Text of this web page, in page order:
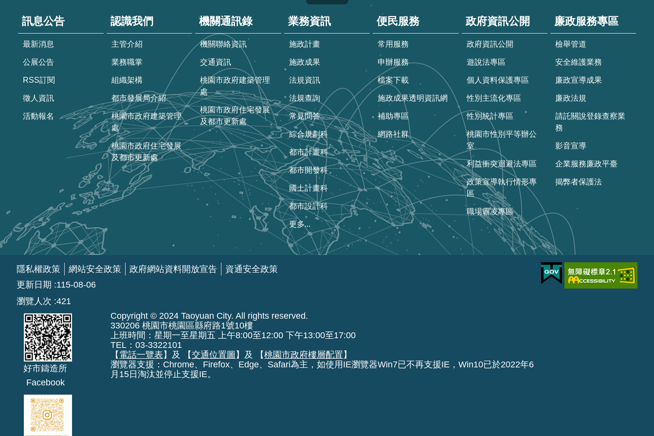
訊息公告
最新消息
公展公告
RSS訂閱
徵人資訊
活動報名
認識我們
主管介紹
業務職掌
組織架構
都市發展局介紹
桃園市政府建築管理
處
桃園市政府住宅發展
及都市更新處
機關通訊錄
機關聯絡資訊
交通資訊
桃園市政府建築管理
處
桃園市政府住宅發展
及都市更新處
業務資訊
施政計畫
施政成果
法規資訊
法規查詢
常見問答
綜合規劃科
都市計畫科
都市開發科
國土計畫科
都市設計科
更多...
便民服務
常用服務
申辦服務
檔案下載
施政成果透明資訊網
補助專區
網路社群
政府資訊公開
政府資訊公開
遊說法專區
個人資料保護專區
性別主流化專區
性別統計專區
桃園市性別平等辦公
室
利益衝突迴避法專區
政策宣導執行情形專
區
職場霸凌專區
廉政服務專區
檢舉管道
安全維護業務
廉政宣導成果
廉政法規
請託關說登錄查察業
務
影音宣導
企業服務廉政平臺
揭弊者保護法
隱私權政策 網站安全政策 政府網站資料開放宣告
資通安全政策
更新日期
115-08-06
瀏覽人次 421
好市鑄造所
Facebook
Copyright © 2024 Taoyuan City. All rights reserved.
330206 桃園市桃園區縣府路1號10樓
上班時間：星期一至星期五 上午8:00至12:00 下午13:00至17:00
TEL：03-3322101
【 電話一覽表 】及 【交通位置圖 】及 【桃園市政府樓層配置 】
瀏覽器支援：Chrome、Firefox、Edge、Safari為主，如使用IE瀏覽器Win7已不再支援IE，Win10已於2022年6
月15日淘汰並停止支援IE。